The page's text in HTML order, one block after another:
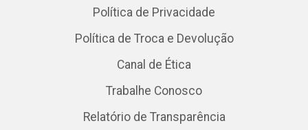
Política de Privacidade
Política de Troca e Devolução
Canal de Ética
Trabalhe Conosco
Relatório de Transparência